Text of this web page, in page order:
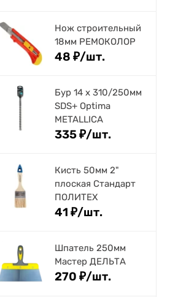
Нож строительный
18мм РЕМОКОЛОР
48 ₽/шт.
Бур 14 х 310/250мм
SDS+ Optima
METALLICA
335₽/шт.
Кисть 50мм 2"
плоская Стандарт
ПОЛИТЕХ
41 ₽/шт.
Шпатель 250мм
Мастер ДЕЛЬТА
270 ₽/шт.